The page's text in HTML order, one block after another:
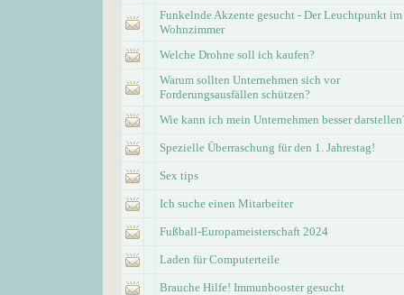
Funkelnde Akzente gesucht - Der Leuchtpunkt im
Wohnzimmer
Welche Drohne soll ich kaufen?
Warum sollten Unternehmen sich vor
Forderungsausfällen schützen?
Wie kann ich mein Unternehmen besser
Spezielle Überraschung für den 1. Jahrestag!
Sex tips
Ich suche einen Mitarbeiter
Fußball-Europameisterschaft 2024
Laden für Computerteile
Brauche Hilfe! Immunbooster gesucht